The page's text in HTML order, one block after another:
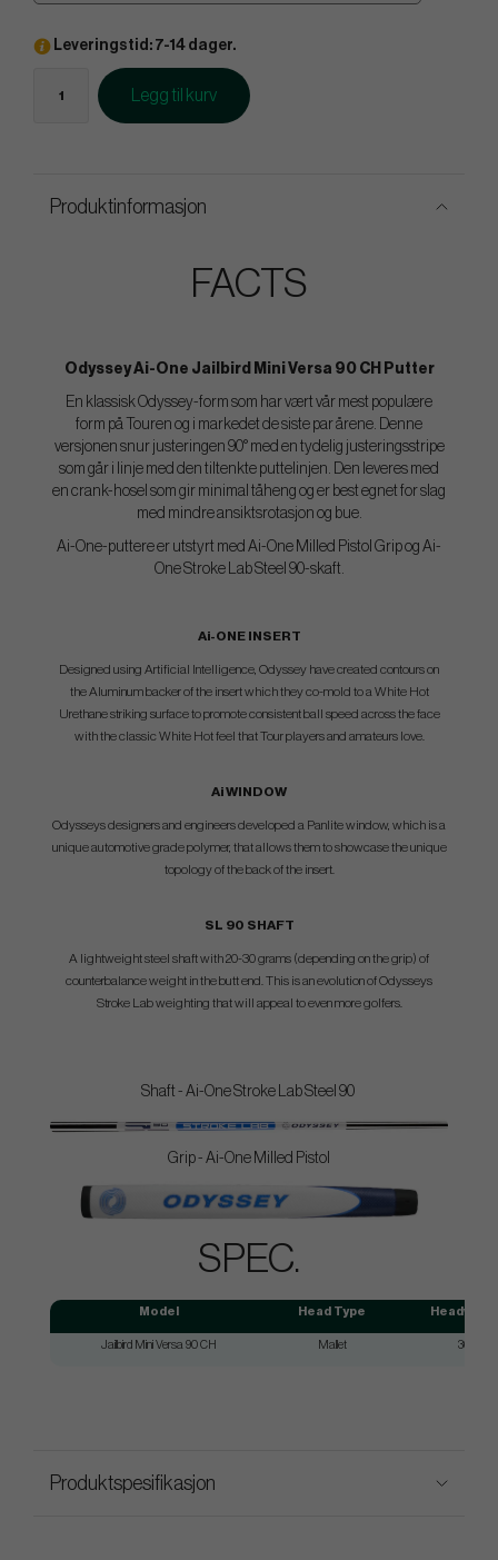
Leveringstid: 7-14 dager.
Legg til kurv
Produktinformasjon
FACTS
Odyssey Ai-One Jailbird Mini Versa 90 CH Putter
En klassisk Odyssey-form som har vært vår mest populære
form på Touren og i markedet de siste par årene. Denne
versjonen snur justeringen 90° med en tydelig justeringsstripe
som går i linje med den tiltenkte puttelinjen. Den leveres med
en crank-hosel som gir minimal tåheng og er best egnet for slag
med mindre ansiktsrotasjon og bue.
Ai-One-puttere er utstyrt med Ai-One Milled Pistol Grip og Ai-
One Stroke Lab Steel 90-skaft.
Ai-ONE INSERT
Designed using Artificial Intelligence, Odyssey have created contours on
the Aluminum backer of the insert which they co-mold to a White Hot
Urethane striking surface to promote consistent ball speed across the face
with the classic White Hot feel that Tour players and amateurs love.
Ai WINDOW
Odysseys designers and engineers developed a Panlite window, which is a
unique automotive grade polymer, that allows them to showcase the unique
topology of the back of the insert.
SL 90 SHAFT
A lightweight steel shaft with 20-30 grams (depending on the grip) of
counterbalance weight in the butt end. This is an evolution of Odysseys
Stroke Lab weighting that will appeal to even more golfers.
Shaft - Ai-One Stroke Lab Steel 90
Grip - Ai-One Milled Pistol
SPEC.
Model Head Type
Jailbird Mini Versa 90 CH Mallet 360g
Produktspesifikasjon